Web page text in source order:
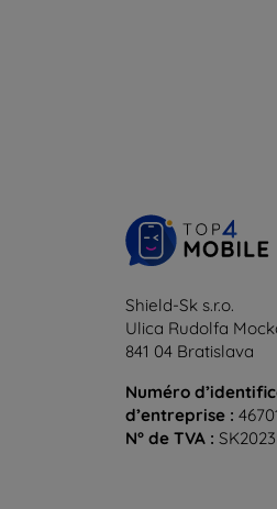
Shield-Sk s.r.o.
Ulica Rudolfa
841 04 Bratislava
Numéro
d’entreprise :
N° de TVA :